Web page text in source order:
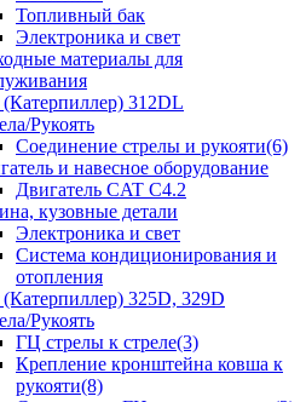
Топливный бак
Электроника и свет
материалы для
312DL
Рукоять
Соединение стрелы и рукояти(6)
и навесное оборудование
Двигатель CAT С4.2
кузовные детали
Электроника и свет
Система кондиционирования и
отопления
325D, 329D
Рукоять
ГЦ стрелы к стреле(3)
Крепление кронштейна ковша к
рукояти(8)